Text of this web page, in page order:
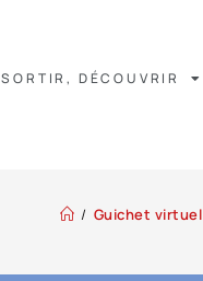
SORTIR, DÉCOUVRIR
/ Guichet virtuel